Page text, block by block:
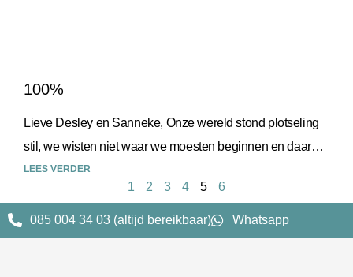
100%
Lieve Desley en Sanneke, Onze wereld stond plotseling
stil, we wisten niet waar we moesten beginnen en daar
waren jullie… Door jullie hulp en adviezen
LEES VERDER
1 2 3 4 5 6
085 004 34 03 (altijd bereikbaar) Whatsapp